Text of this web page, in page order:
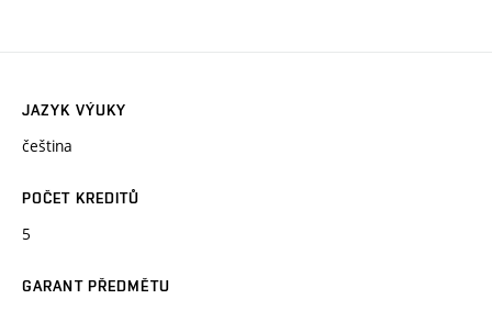
JAZYK VÝUKY
čeština
POČET KREDITŮ
5
GARANT PŘEDMĚTU